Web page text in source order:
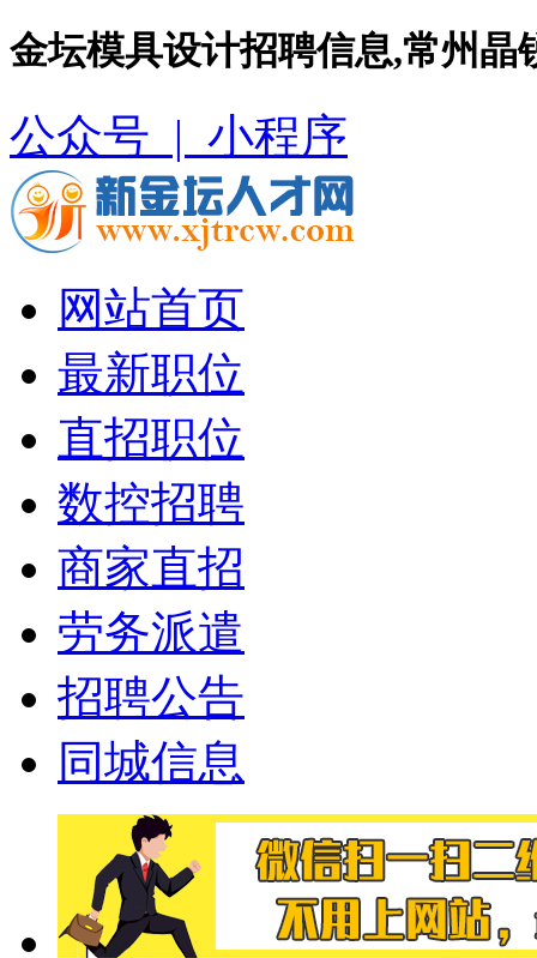
金坛模具设计招聘信息,常州
公众号 | 小程序
网站首页
最新职位
直招职位
数控招聘
商家直招
劳务派遣
招聘公告
同城信息